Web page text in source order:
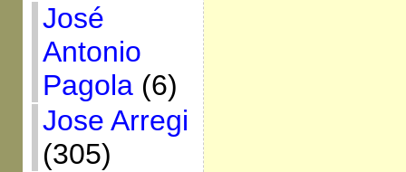
José
Antonio
Pagola(6)
Jose Arregi
(305)